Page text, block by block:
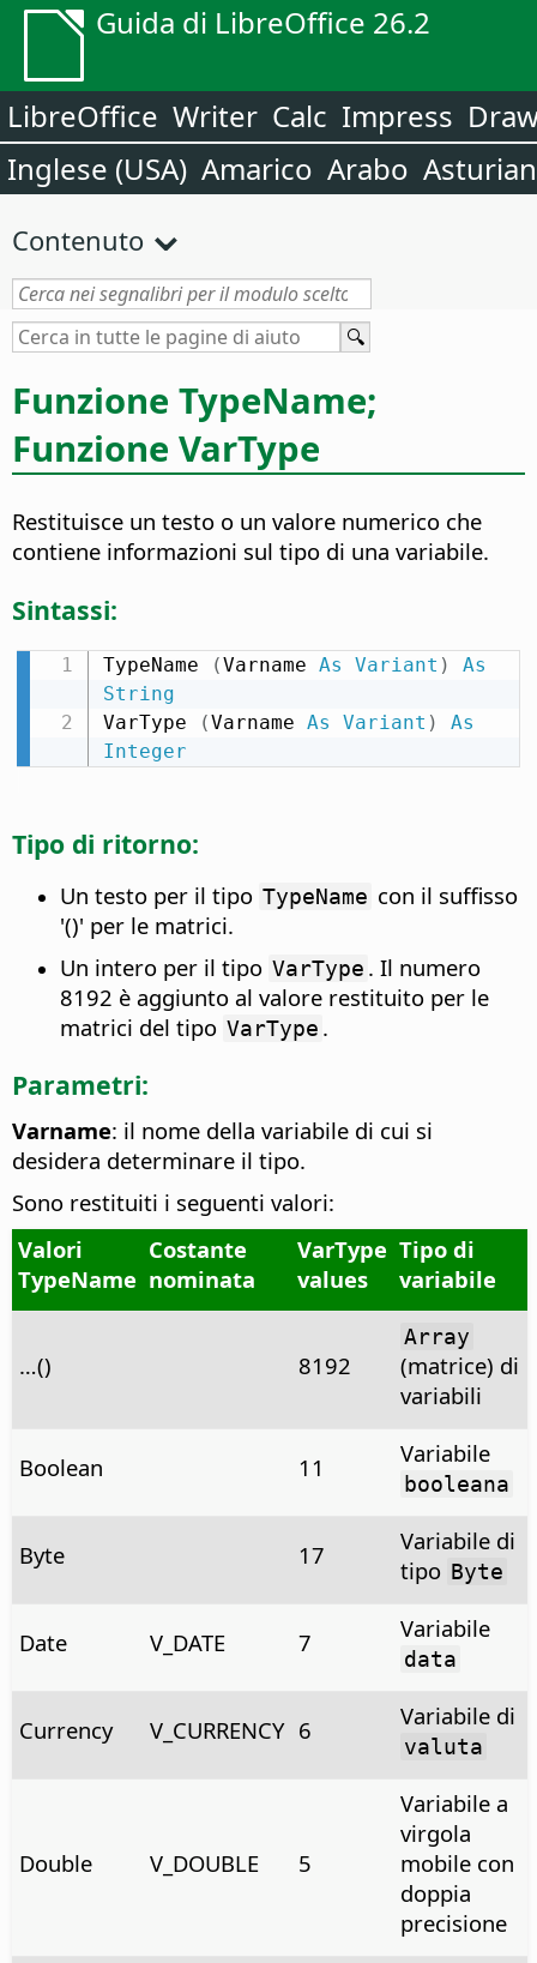
Guida di LibreOffice 26.2
LibreOffice Writer Calc Impress
Inglese (USA) Amarico Arabo
Contenuto
Funzione TypeName;
Funzione VarType
Restituisce un testo o un valore numerico che
contiene informazioni sul tipo di una variabile.
Sintassi:
TypeName (Varname As Variant )
As
String
VarType
(Varname As Variant )
As
Integer
Tipo di ritorno:
Un testo per il tipo TypeName con il suffisso
'()' per le matrici.
Un intero per il tipo VarType . Il numero
8192 è aggiunto al valore restituito per le
matrici del tipo VarType .
Parametri:
Varname: il nome della variabile di cui si
desidera determinare il tipo.
Sono restituiti i seguenti valori:
Valori
TypeName
Costante
nominata
VarType
values
Tipo di
variabile
…() 8192
Array
(matrice) di
variabili
Boolean 11 Variabile
booleana
Byte 17
Variabile di
tipo Byte
Date V_DATE 7 Variabile
data
Currency V_CURRENCY 6 Variabile di
valuta
Double V_DOUBLE 5
Variabile a
virgola
mobile con
doppia
precisione